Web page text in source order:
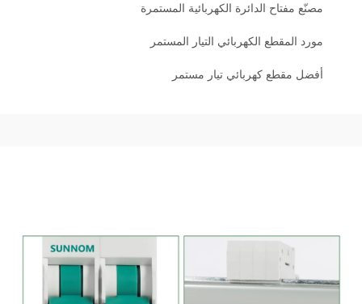
مصنّع مفتاح الدائرة الكهربائية المستمرة
مورد المقطع الكهربائي التيار المستمر
أفضل مقطع كهربائي تيار مستمر